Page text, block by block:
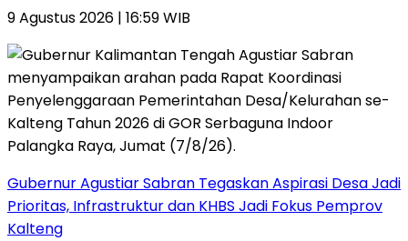
9 Agustus 2026 | 16:59 WIB
Gubernur Agustiar Sabran Tegaskan Aspirasi Desa Jadi
Prioritas, Infrastruktur dan KHBS Jadi Fokus Pemprov
Kalteng